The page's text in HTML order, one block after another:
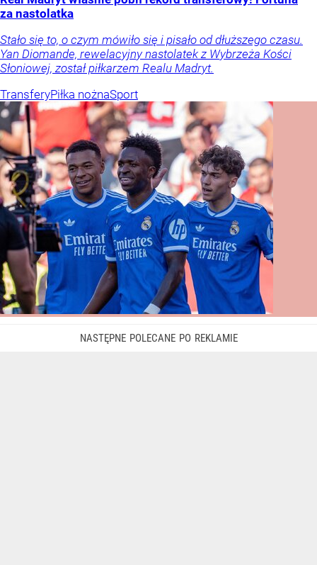
za nastolatka
Stało się to, o czym mówiło się i pisało od dłuższego czasu.
Yan Diomande, rewelacyjny nastolatek z Wybrzeża Kości
Słoniowej, został piłkarzem Realu Madryt.
TransferyPiłka nożnaSport